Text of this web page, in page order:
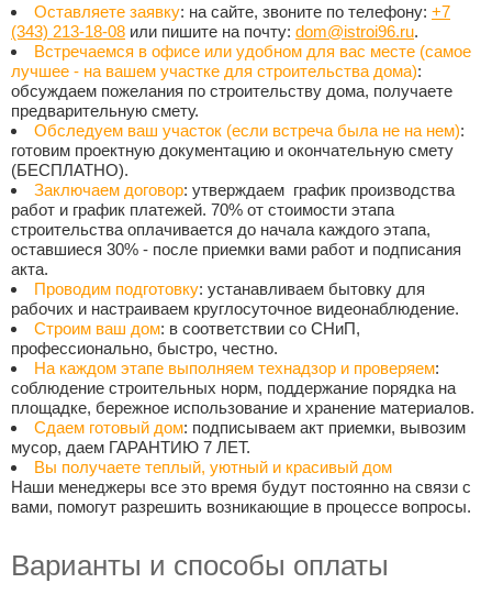
Оставляете заявку: на сайте, звоните по телефону: +7
(343) 213-18-08 или пишите на почту: dom@istroi96.ru.
Встречаемся в офисе или удобном для вас месте (самое
лучшее - на вашем участке для строительства дома):
обсуждаем пожелания по строительству дома, получаете
предварительную смету.
Обследуем ваш участок (если встреча была не на нем):
готовим проектную документацию и окончательную смету
(БЕСПЛАТНО).
Заключаем договор: утверждаем график производства
работ и график платежей. 70% от стоимости этапа
строительства оплачивается до начала каждого этапа,
оставшиеся 30% - после приемки вами работ и подписания
акта.
Проводим подготовку: устанавливаем бытовку для
рабочих и настраиваем круглосуточное видеонаблюдение.
Строим ваш дом: в соответствии со СНиП,
профессионально, быстро, честно.
На каждом этапе выполняем технадзор и проверяем:
соблюдение строительных норм, поддержание порядка на
площадке, бережное использование и хранение материалов.
Сдаем готовый дом: подписываем акт приемки, вывозим
мусор, даем ГАРАНТИЮ 7 ЛЕТ.
Вы получаете теплый, уютный и красивый дом
Наши менеджеры все это время будут постоянно на связи с
вами, помогут разрешить возникающие в процессе вопросы.
Варианты и способы оплаты